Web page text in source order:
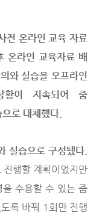
전 온라인 교육 자료
라인 교육자료 배
와 실습을 오프라인
황이 지속되어 줌
로 대체했다.
실습으로 구성됐다.
행할 계획이었지만
수용할 수 있는 줌
록 바꿔 1회만 진행